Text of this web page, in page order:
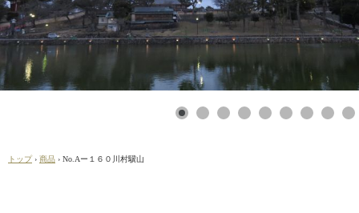
トップ › 商品 › No.Aー１６０川村驥山